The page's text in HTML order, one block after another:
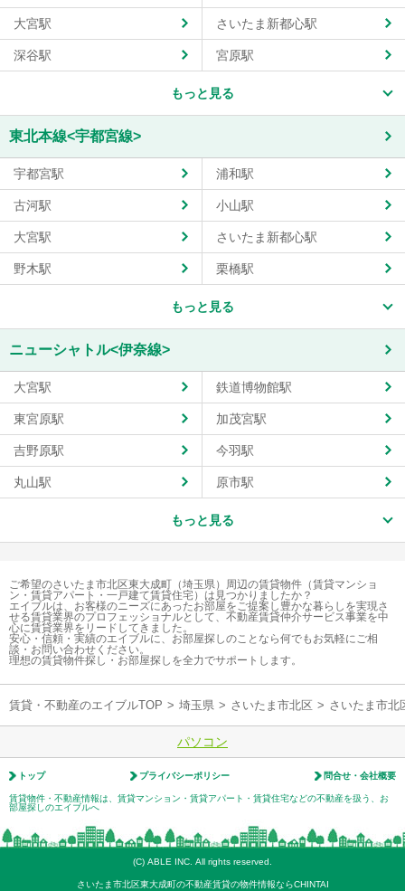
大宮駅 さいたま新都心駅
深谷駅 宮原駅
もっと見る
東北本線<宇都宮線>
宇都宮駅 浦和駅
古河駅 小山駅
大宮駅 さいたま新都心駅
野木駅 栗橋駅
もっと見る
ニューシャトル<伊奈線>
大宮駅 鉄道博物館駅
東宮原駅 加茂宮駅
吉野原駅 今羽駅
丸山駅 原市駅
もっと見る
ご希望のさいたま市北区東大成町（埼玉県）周辺の賃貸物件（賃貸マンショ
ン・賃貸アパート・一戸建て賃貸住宅）は見つかりましたか？
エイブルは、お客様のニーズにあったお部屋をご提案し豊かな暮らしを実現さ
せる賃貸業界のプロフェッショナルとして、不動産賃貸仲介サービス事業を中
心に賃貸業界をリードしてきました。
安心・信頼・実績のエイブルに、お部屋探しのことなら何でもお気軽にご相
談・お問い合わせください。
理想の賃貸物件探し・お部屋探しを全力でサポートします。
賃貸・不動産のエイブルTOP > 埼玉県 > さいたま市北区 > さいたま市北
パソコン
トップ プライバシーポリシー 問合せ・会社概要
賃貸物件・不動産情報は、賃貸マンション・賃貸アパート・賃貸住宅などの不動産を扱う、お
部屋探しのエイブルへ
(C) ABLE INC. All rights reserved.
さいたま市北区東大成町の不動産賃貸の物件情報ならCHINTAI